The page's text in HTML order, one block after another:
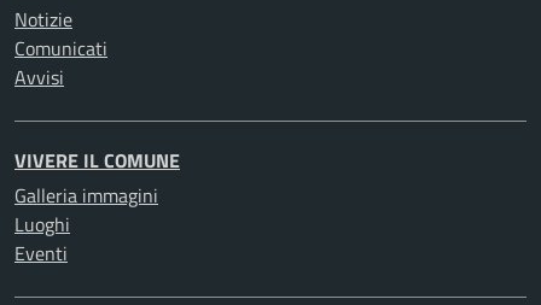
Notizie
Comunicati
Avvisi
VIVERE IL COMUNE
Galleria immagini
Luoghi
Eventi